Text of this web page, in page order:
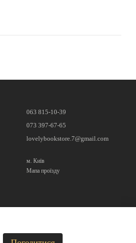
063 815-10-39
073 397-67-65
lovelybookstore.7@gmail.com
м. Київ
Мапа проїзду